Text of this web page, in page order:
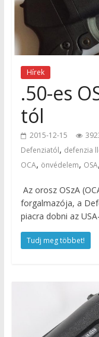
Hírek
.50-es
tól
2015-12-15
Defenziatól, defenzia
OCA, önvédelem, OSA,
Az orosz OSzA
forgalmazója, a
piacra dobni az
Tudj meg többet!